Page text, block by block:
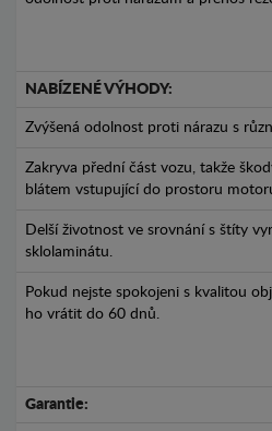
NABÍZENÉ VÝHODY:
Zvýšená odolnost proti nárazu s
Zakryva přední část vozu, takže
blátem vstupující do prostoru
Delší životnost ve srovnání s štíty
sklolaminátu.
Pokud nejste spokojeni s kvalitou
ho vrátit do 60 dnů.
Garantie: